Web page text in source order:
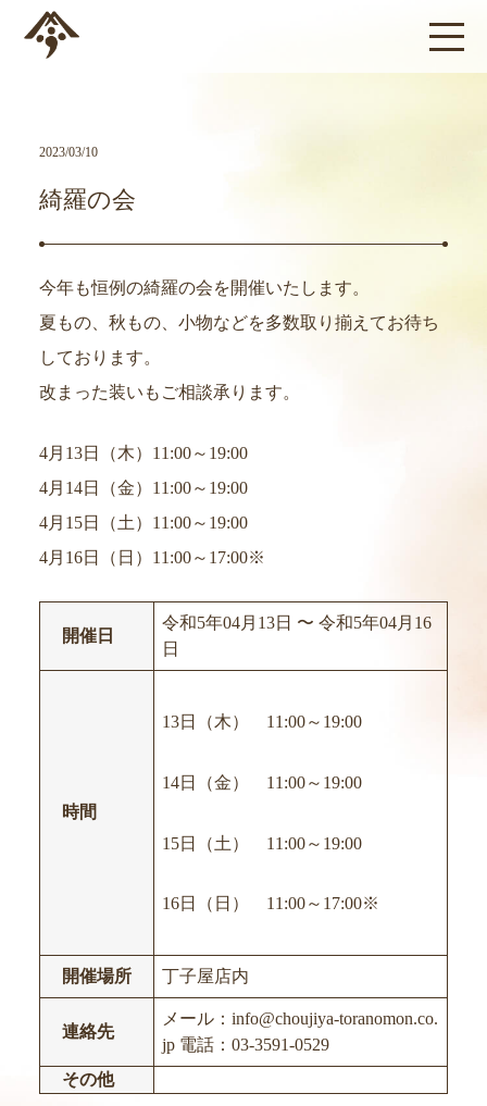
2023/03/10
綺羅の会
今年も恒例の綺羅の会を開催いたします。
夏もの、秋もの、小物などを多数取り揃えてお待ち
しております。
改まった装いもご相談承ります。
4月13日（木）11:00～19:00
4月14日（金）11:00～19:00
4月15日（土）11:00～19:00
4月16日（日）11:00～17:00※
開催日
令和5年04月13日 〜 令和5年04月16
日
時間
13日（木） 11:00～19:00
14日（金） 11:00～19:00
15日（土）‎‎ 11:00～19:00
16日（日）‎ 11:00～17:00※
開催場所 丁子屋店内
連絡先
メール：info@choujiya-toranomon.co.
jp 電話：03-3591-0529
その他